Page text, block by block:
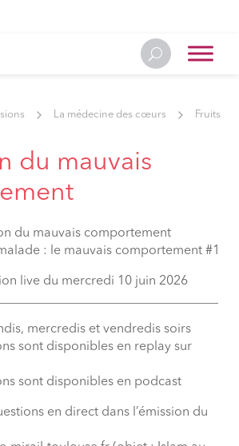
La médecine des cœurs Fruits
du mauvais
du mauvais comportement
: le mauvais comportement #1
live du mercredi 10 juin 2026
mercredis et vendredis soirs
sont disponibles en replay sur
sont disponibles en podcast
en direct dans l’émission du